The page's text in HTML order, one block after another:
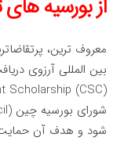
از بورسیه
معروف ترین،
شود و هدف آن حمایت